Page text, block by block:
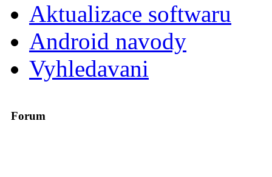
Aktualizace softwaru
Android navody
Vyhledavani
Forum